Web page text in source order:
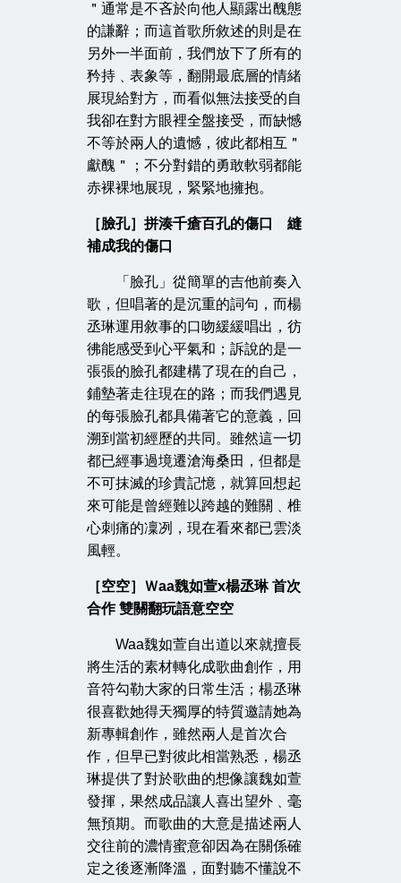
＂通常是不吝於向他人顯露出醜態
的謙辭；而這首歌所敘述的則是在
另外一半面前，我們放下了所有的
矜持﹑表象等，翻開最底層的情緒
展現給對方，而看似無法接受的自
我卻在對方眼裡全盤接受，而缺憾
不等於兩人的遺憾，彼此都相互＂
獻醜＂；不分對錯的勇敢軟弱都能
赤裸裸地展現，緊緊地擁抱。
［臉孔］拼湊千瘡百孔的傷口 縫
補成我的傷口
「臉孔」從簡單的吉他前奏入
歌，但唱著的是沉重的詞句，而楊
丞琳運用敘事的口吻緩緩唱出，彷
彿能感受到心平氣和；訴說的是一
張張的臉孔都建構了現在的自己，
鋪墊著走往現在的路；而我們遇見
的每張臉孔都具備著它的意義，回
溯到當初經歷的共同。雖然這一切
都已經事過境遷滄海桑田，但都是
不可抹滅的珍貴記憶，就算回想起
來可能是曾經難以跨越的難關﹑椎
心刺痛的凜冽，現在看來都已雲淡
風輕。
［空空］Ｗaa魏如萱x楊丞琳 首次
合作 雙關翻玩語意空空
Waa魏如萱自出道以來就擅長
將生活的素材轉化成歌曲創作，用
音符勾勒大家的日常生活；楊丞琳
很喜歡她得天獨厚的特質邀請她為
新專輯創作，雖然兩人是首次合
作，但早已對彼此相當熟悉，楊丞
琳提供了對於歌曲的想像讓魏如萱
發揮，果然成品讓人喜出望外﹑毫
無預期。而歌曲的大意是描述兩人
交往前的濃情蜜意卻因為在關係確
定之後逐漸降溫，面對聽不懂說不